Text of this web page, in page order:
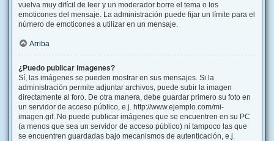
vuelva muy difícil de leer y un moderador borre el tema o los
emoticones del mensaje. La administración puede fijar un límite para el
número de emoticones a utilizar en un mensaje.
Arriba
¿Puedo publicar imagenes?
Sí, las imágenes se pueden mostrar en sus mensajes. Si la
administración permite adjuntar archivos, puede subir la imagen
directamente al foro. De otra manera, debe guardar primero su foto en
un servidor de acceso público, e.j. http://www.ejemplo.com/mi-
imagen.gif. No puede publicar imágenes que se encuentren en su PC
(a menos que sea un servidor de acceso público) ni tampoco las que
se encuentren guardadas bajo mecanismos de autenticación, e.j.